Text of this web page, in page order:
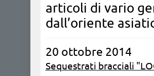
articoli di vario
dall’oriente
20 ottobre 2014
Sequestrati bracciali